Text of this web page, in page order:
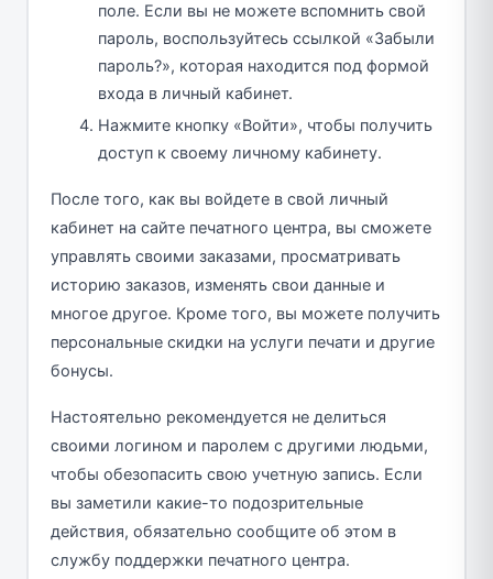
поле. Если вы не можете вспомнить свой
пароль, воспользуйтесь ссылкой «Забыли
пароль?», которая находится под формой
входа в личный кабинет.
Нажмите кнопку «Войти», чтобы получить
доступ к своему личному кабинету.
После того, как вы войдете в свой личный
кабинет на сайте печатного центра, вы сможете
управлять своими заказами, просматривать
историю заказов, изменять свои данные и
многое другое. Кроме того, вы можете получить
персональные скидки на услуги печати и другие
бонусы.
Настоятельно рекомендуется не делиться
своими логином и паролем с другими людьми,
чтобы обезопасить свою учетную запись. Если
вы заметили какие-то подозрительные
действия, обязательно сообщите об этом в
службу поддержки печатного центра.